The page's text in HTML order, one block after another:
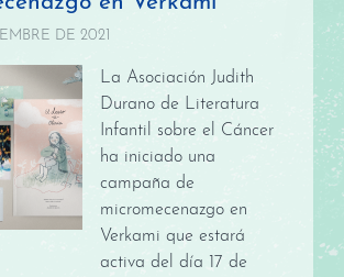
DE 2021
La Asociación Judith
Durano de Literatura
Infantil sobre el Cáncer
ha iniciado una
campaña de
micromecenazgo en
Verkami que estará
activa del día 17 de